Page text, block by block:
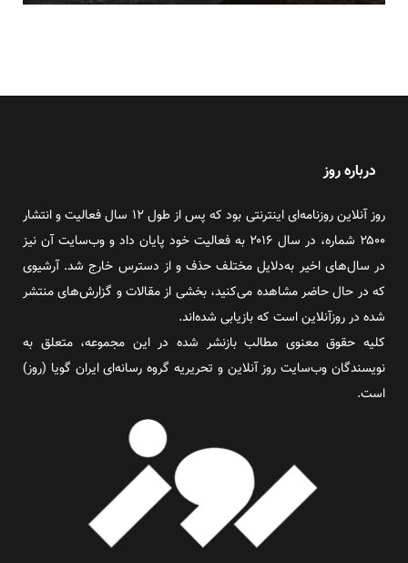
درباره روز
روز آنلاین روزنامه‌ای اینترنتی بود که پس از طول ۱۲ سال فعالیت و انتشار
۲۵۰۰ شماره، در سال ۲۰۱۶ به فعالیت خود پایان داد و وب‌سایت آن نیز
در سال‌های اخیر به‌دلایل مختلف حذف و از دسترس خارج شد. آرشیوی
که در حال حاضر مشاهده می‌کنید، بخشی از مقالات و گزارش‌های منتشر
شده در روزآنلاین است که بازیابی شده‌اند.
کلیه حقوق معنوی مطالب بازنشر شده در این مجموعه، متعلق به
نویسندگان وب‌سایت روز آنلاین و تحریریه گروه رسانه‌ای ایران گویا (روز)
است.